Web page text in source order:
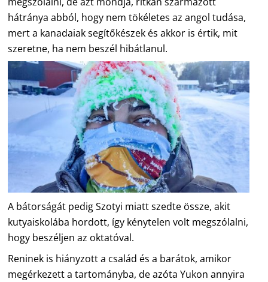
hátránya abból, hogy nem tökéletes az angol tudása,
mert a kanadaiak segítőkészek és akkor is értik, mit
szeretne, ha nem beszél hibátlanul.
A bátorságát pedig Szotyi miatt szedte össze, akit
kutyaiskolába hordott, így kénytelen volt megszólalni,
hogy beszéljen az oktatóval.
Reninek is hiányzott a család és a barátok, amikor
megérkezett a tartományba, de azóta Yukon annyira